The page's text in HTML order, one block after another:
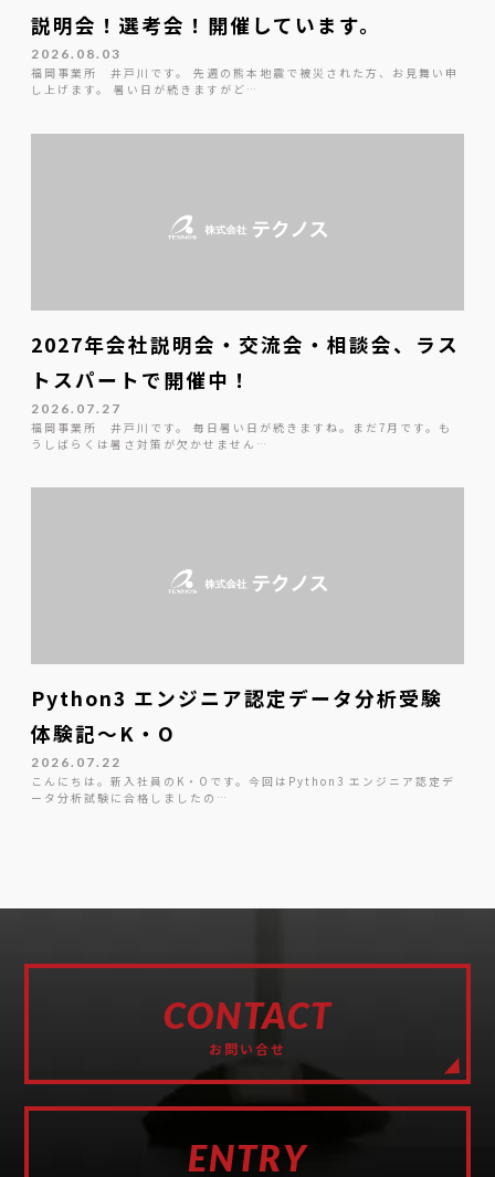
説明会！選考会！開催しています。
2026.08.03
福岡事業所 井戸川です。 先週の熊本地震で被災された方、お見舞い申
し上げます。 暑い日が続きますがど…
2027年会社説明会・交流会・相談会、ラス
トスパートで開催中！
2026.07.27
福岡事業所 井戸川です。 毎日暑い日が続きますね。まだ7月です。も
うしばらくは暑さ対策が欠かせません…
Python3 エンジニア認定データ分析受験
体験記～K・O
2026.07.22
こんにちは。新入社員のK・Oです。今回はPython3 エンジニア認定デ
ータ分析試験に合格しましたの…
CONTACT
お問い合せ
ENTRY